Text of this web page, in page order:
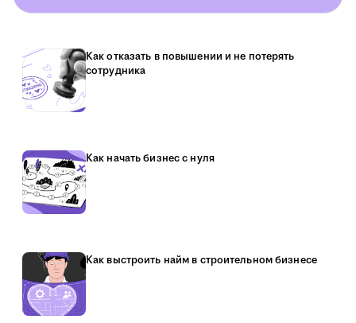
Как отказать в повышении и не потерять
сотрудника
Как начать бизнес с нуля
Как выстроить найм в строительном бизнесе